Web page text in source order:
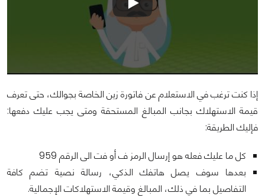
إذا كنت ترغب في الاستعلام عن فاتورة زين الخاصة بجوالك، حتى تعرف
قيمة الاستهلاك بجانب المبالغ المستحقة ومتى يجب عليك دفعها:
فإليك الطريقة:
كل ما عليك فعله هو إرسال الرمز ف أو فت الى الرقم 959
بعدها سوف يصل هاتفك الذكي، رسالة نصية تضم كافة
التفاصيل بما في ذلك، المبالغ وقيمة الاستهلاكات الإجمالية.